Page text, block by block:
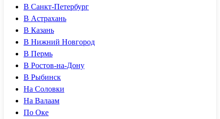
В Санкт-Петербург
В Астрахань
В Казань
В Нижний Новгород
В Пермь
В Ростов-на-Дону
В Рыбинск
На Соловки
На Валаам
По Оке